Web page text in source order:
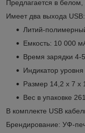
Предлагается в
Имеет два выхода
Литий-
Емкость: 10 000
Время зарядки 4-
Индикатор
Размер 14,2 x 7 x
Вес в упаковке
В комплекте USB
Брендирование: УФ-